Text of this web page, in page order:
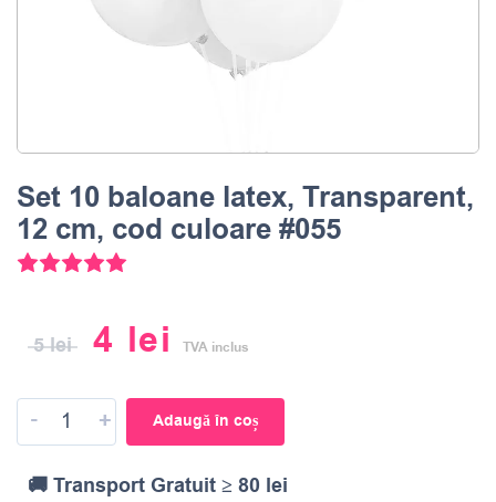
Set 10 baloane latex, Transparent,
12 cm, cod culoare #055
5lei 4 lei TVA inclus
- + Adaugă în coș
🚚 Transport Gratuit ≥ 80 lei